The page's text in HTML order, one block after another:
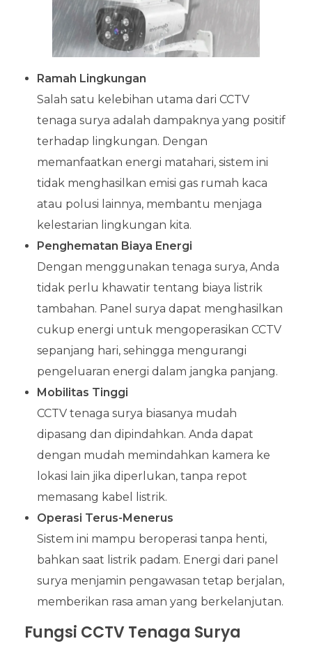
Ramah Lingkungan
Salah satu kelebihan utama dari CCTV
tenaga surya adalah dampaknya yang positif
terhadap lingkungan. Dengan
memanfaatkan energi matahari, sistem ini
tidak menghasilkan emisi gas rumah kaca
atau polusi lainnya, membantu menjaga
kelestarian lingkungan kita.
Penghematan Biaya Energi
Dengan menggunakan tenaga surya, Anda
tidak perlu khawatir tentang biaya listrik
tambahan. Panel surya dapat menghasilkan
cukup energi untuk mengoperasikan CCTV
sepanjang hari, sehingga mengurangi
pengeluaran energi dalam jangka panjang.
Mobilitas Tinggi
CCTV tenaga surya biasanya mudah
dipasang dan dipindahkan. Anda dapat
dengan mudah memindahkan kamera ke
lokasi lain jika diperlukan, tanpa repot
memasang kabel listrik.
Operasi Terus-Menerus
Sistem ini mampu beroperasi tanpa henti,
bahkan saat listrik padam. Energi dari panel
surya menjamin pengawasan tetap berjalan,
memberikan rasa aman yang berkelanjutan.
Fungsi CCTV Tenaga Surya